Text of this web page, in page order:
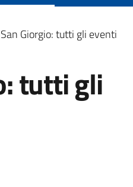
Giorgio: tutti gli eventi
tutti gli